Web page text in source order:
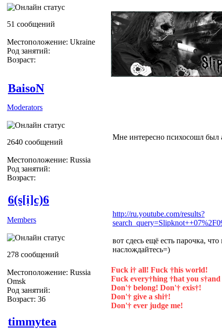
51 сообщений
Местоположение: Ukraine
Род занятий:
Возраст:
BaisoN
Moderators
2640 сообщений
Местоположение: Russia
Род занятий:
Возраст:
Мне интересно психосошл был
6(s[i]c)6
Members
278 сообщений
Местоположение: Russia
Omsk
Род занятий:
Возраст: 36
http://ru.youtube.com/results?
вот сдесь ещё есть парочка,
наслождайтесь=)
Fuck i† all! Fuck †his world!
Fuck every†hing †hat you
Don'† belong! Don'† exis†!
Don'† give a shi†!
Don'† ever judge me!
timmytea